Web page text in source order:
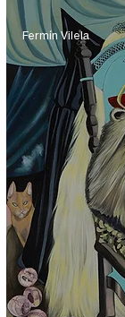
Fermín Vilela